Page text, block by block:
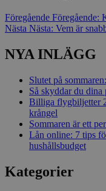
Föregående Föregående:
Nästa Nästa: Vem är
NYA INLÄGG
Slutet på
Så skyddar du dina
Billiga flygbiljetter
krångel
Sommaren är ett
Lån online: 7 tips
hushållsbudget
Kategorier